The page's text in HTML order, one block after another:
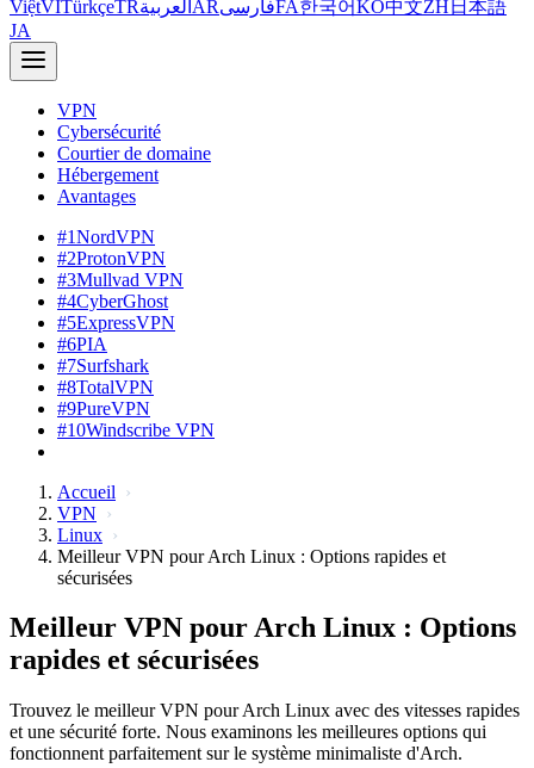
ViệtVITürkçeTRالعربية ARفارسیFA한국어KO中文ZH 日本語
JA
VPN
Cybersécurité
Courtier de domaine
Hébergement
Avantages
#1NordVPN
#2ProtonVPN
#3Mullvad VPN
#4CyberGhost
#5ExpressVPN
#6PIA
#7Surfshark
#8TotalVPN
#9PureVPN
#10Windscribe VPN
Accueil
VPN
Linux
Meilleur VPN pour Arch Linux : Options rapides et
sécurisées
Meilleur VPN pour Arch Linux : Options
rapides et sécurisées
Trouvez le meilleur VPN pour Arch Linux avec des vitesses rapides
et une sécurité forte. Nous examinons les meilleures options qui
fonctionnent parfaitement sur le système minimaliste d'Arch.